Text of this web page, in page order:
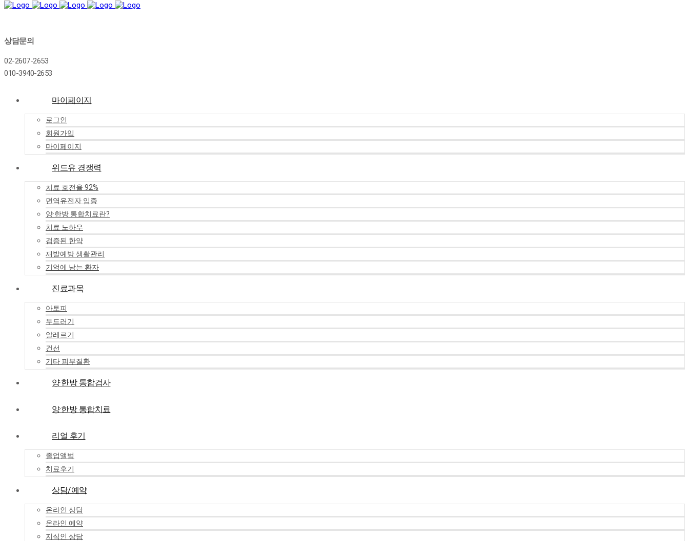
상담문의
02-2607-2653
010-3940-2653
마이페이지
로그인
회원가입
마이페이지
위드유 경쟁력
치료 호전율 92%
면역유전자 입증
양·한방 통합치료란?
치료 노하우
검증된 한약
재발예방 생활관리
기억에 남는 환자
진료과목
아토피
두드러기
알레르기
건선
기타 피부질환
양·한방 통합검사
양·한방 통합치료
리얼 후기
졸업앨범
치료후기
상담/예약
온라인 상담
온라인 예약
지식인 상담